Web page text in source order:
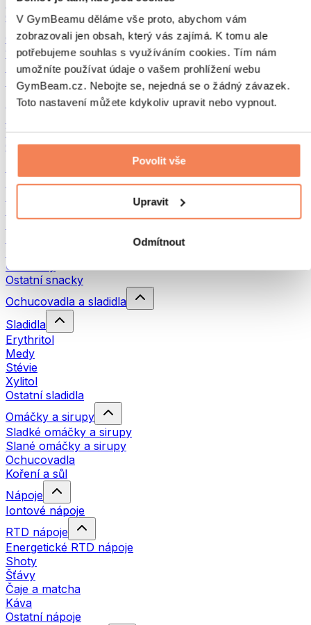
V GymBeamu děláme vše proto, abychom vám
zobrazovali jen obsah, který vás zajímá. K tomu ale
potřebujeme souhlas s využíváním cookies. Tím nám
umožníte používat údaje o vašem prohlížení webu
GymBeam.cz. Nebojte se, nejedná se o žádný závazek.
Toto nastavení můžete kdykoliv upravit nebo vypnout.
Povolit vše
Upravit
Odmítnout
Luštěniny
Ostatní fitness jídlo
Ořechová másla
100% ořechová másla
Sladká ořechová másla
Proteinová ořechová másla
Superpotraviny
Vláknina
Ostatní superpotraviny
Proteinové tyčinky
Proteinové čipsy a krekry
Čokolády
Ostatní snacky
Ochucovadla a sladidla
Sladidla
Erythritol
Medy
Stévie
Xylitol
Ostatní sladidla
Omáčky a sirupy
Sladké omáčky a sirupy
Slané omáčky a sirupy
Ochucovadla
Koření a sůl
Nápoje
Iontové nápoje
RTD nápoje
Energetické RTD nápoje
Shoty
Šťávy
Čaje a matcha
Káva
Ostatní nápoje